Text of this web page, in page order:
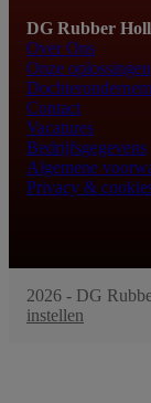
DG Rubber
Over Ons
Onze oplossingen
Contact
Vacatures
Bedrijfsgegevens
Algemene
Privacy &
2026 - DG
instellen